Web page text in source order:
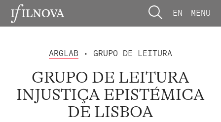
EN MENU
ARGLAB • GRUPO DE LEITURA
GRUPO DE LEITURA
INJUSTIÇA EPISTÉMICA
DE LISBOA